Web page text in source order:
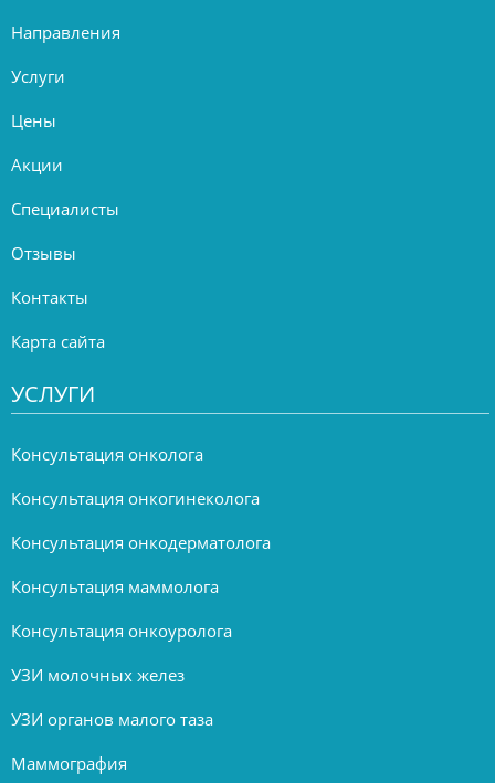
Направления
Услуги
Цены
Акции
Специалисты
Отзывы
Контакты
Карта сайта
УСЛУГИ
Консультация онколога
Консультация онкогинеколога
Консультация онкодерматолога
Консультация маммолога
Консультация онкоуролога
УЗИ молочных желез
УЗИ органов малого таза
Маммография